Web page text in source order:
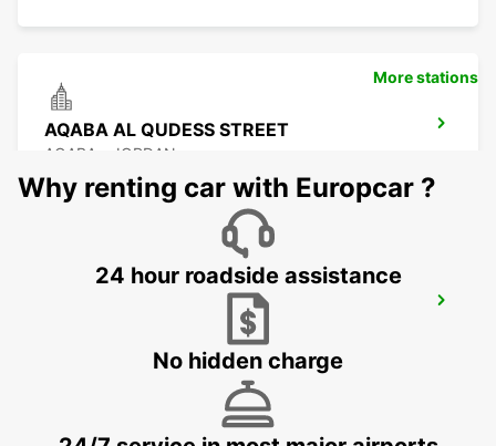
AQABA AL QUDESS STREET
AQABA - JORDAN
AQABA AL NAHDA STREET CHAUFFEUR
More stations
Why renting car with Europcar ?
24 hour roadside assistance
No hidden charge